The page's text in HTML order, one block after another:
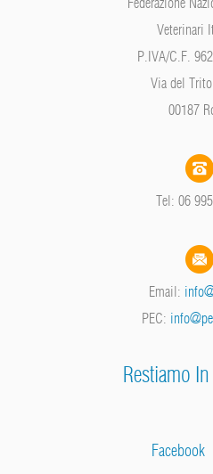
Veterinari
P.IVA/C.F.
Via del
00187
Tel: 06
Email:
PEC:
Restiamo
Facebook